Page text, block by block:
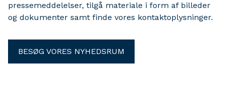
pressemeddelelser, tilgå materiale i form af billeder
og dokumenter samt finde vores kontaktoplysninger.
BESØG VORES NYHEDSRUM